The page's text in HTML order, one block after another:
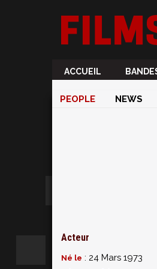
ACCUEIL
PEOPLE NEWS
Acteur
Né le : 24 Mars 1973